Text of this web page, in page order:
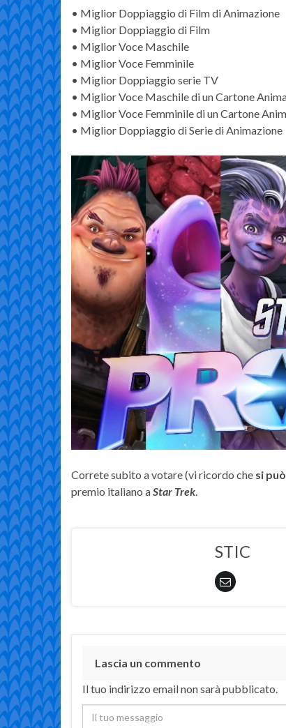
• Miglior Doppiaggio di Film di Animazione
• Miglior Doppiaggio di Film
• Miglior Voce Maschile
• Miglior Voce Femminile
• Miglior Doppiaggio serie TV
• Miglior Voce Maschile di un Cartone
• Miglior Voce Femminile di un Cartone
• Miglior Doppiaggio di Serie di Animazione
Correte subito a votare (vi ricordo che si
premio italiano aStar Trek.
STIC
Lascia un commento
Il tuo indirizzo email non sarà pubblicato.